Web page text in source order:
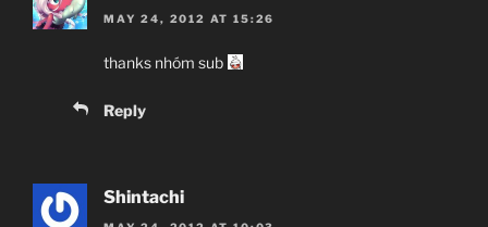
MAY 24, 2012 AT 15:26
thanks nhóm sub
Reply
Shintachi